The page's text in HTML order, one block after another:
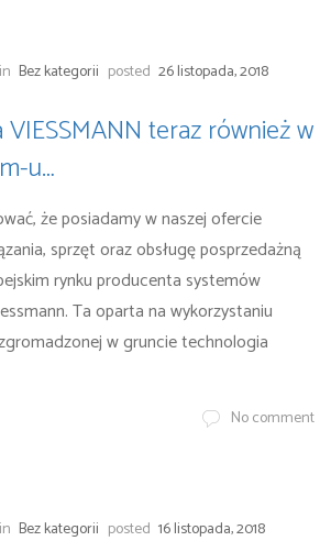
in Bez kategorii posted 26 listopada, 2018
VIESSMANN teraz również w
u…
że posiadamy w naszej ofercie
sprzęt oraz obsługę posprzedażną
rynku producenta systemów
Ta oparta na wykorzystaniu
w gruncie technologia
No comment
in Bez kategorii posted 16 listopada, 2018